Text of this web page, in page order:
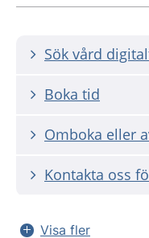
Sök vård
Boka tid
Omboka eller
Kontakta oss
Visa fler